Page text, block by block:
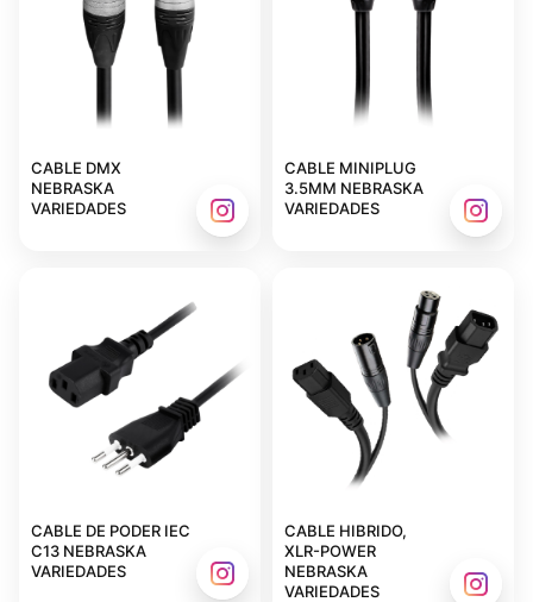
CABLE DMX
NEBRASKA
VARIEDADES
CABLE MINIPLUG
3.5MM NEBRASKA
VARIEDADES
CABLE DE PODER IEC
C13 NEBRASKA
VARIEDADES
CABLE HIBRIDO,
XLR-POWER
NEBRASKA
VARIEDADES